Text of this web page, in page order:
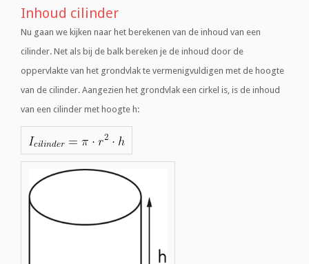
Inhoud cilinder
Nu gaan we kijken naar het berekenen van de inhoud van een
cilinder. Net als bij de balk bereken je de inhoud door de
oppervlakte van het grondvlak te vermenigvuldigen met de hoogte
van de cilinder. Aangezien het grondvlak een cirkel is, is de inhoud
van een cilinder met hoogte h: